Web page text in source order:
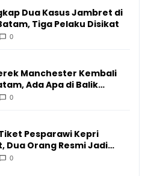
Dua Kasus Jambret di
Tiga Pelaku Disikat
0
Manchester Kembali
Ada Apa di Balik
0
Pesparawi Kepri
Dua Orang Resmi Jadi
0